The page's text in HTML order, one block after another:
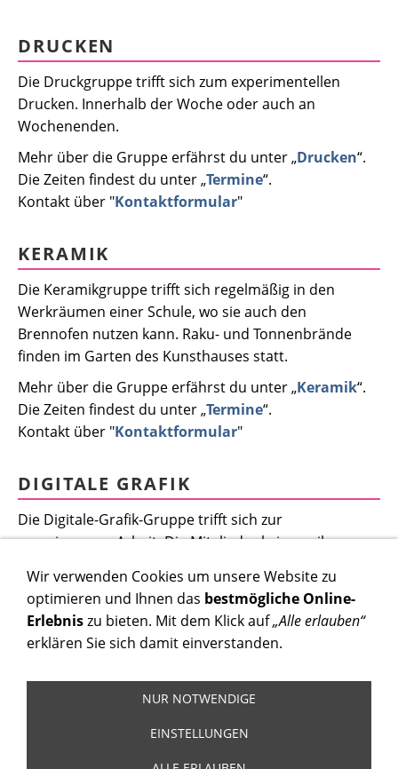
DRUCKEN
Die Druckgruppe trifft sich zum experimentellen
Drucken. Innerhalb der Woche oder auch an
Wochenenden.
Mehr über die Gruppe erfährst du unter „Drucken“.
Die Zeiten findest du unter „Termine“.
Kontakt über "Kontaktformular"
KERAMIK
Die Keramikgruppe trifft sich regelmäßig in den
Werkräumen einer Schule, wo sie auch den
Brennofen nutzen kann. Raku- und Tonnenbrände
finden im Garten des Kunsthauses statt.
Mehr über die Gruppe erfährst du unter „Keramik“.
Die Zeiten findest du unter „Termine“.
Kontakt über "Kontaktformular"
DIGITALE GRAFIK
Die Digitale-Grafik-Gruppe trifft sich zur
gemeinsamen Arbeit. Die Mitglieder bringen ihre
Mehr über die Gruppe erfährst du unter „Digitale
Grafik“.
Die Zeiten findest du unter „Termine“.
Wir verwenden Cookies um unsere Website zu
optimieren und Ihnen das bestmögliche Online-
Erlebniszu bieten. Mit dem Klick auf„Alle erlauben“
erklären Sie sich damit einverstanden.
NUR NOTWENDIGE
EINSTELLUNGEN